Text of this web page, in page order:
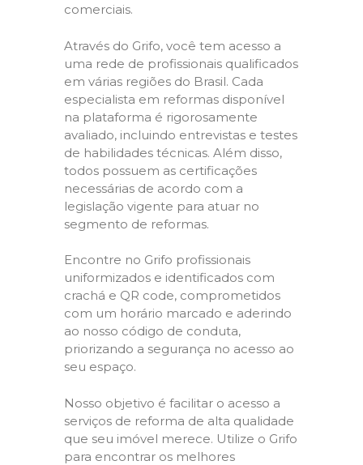
comerciais.
Através do Grifo, você tem acesso a
uma rede de profissionais qualificados
em várias regiões do Brasil. Cada
especialista em reformas disponível
na plataforma é rigorosamente
avaliado, incluindo entrevistas e testes
de habilidades técnicas. Além disso,
todos possuem as certificações
necessárias de acordo com a
legislação vigente para atuar no
segmento de reformas.
Encontre no Grifo profissionais
uniformizados e identificados com
crachá e QR code, comprometidos
com um horário marcado e aderindo
ao nosso código de conduta,
priorizando a segurança no acesso ao
seu espaço.
Nosso objetivo é facilitar o acesso a
serviços de reforma de alta qualidade
que seu imóvel merece. Utilize o Grifo
para encontrar os melhores